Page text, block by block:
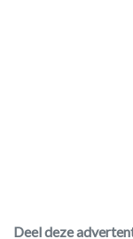
Deel deze